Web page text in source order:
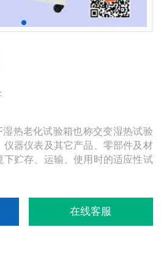
湿热老化试验箱也称交变湿热试验
仪器仪表及其它产品、零部件及材
贮存、运输、使用时的适应性试
在线客服